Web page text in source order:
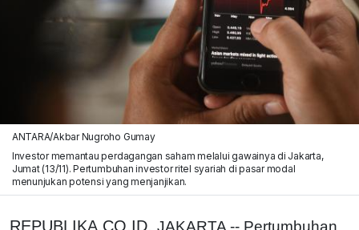
ANTARA/Akbar Nugroho Gumay
Investor memantau perdagangan saham melalui gawainya di Jakarta,
Jumat (13/11). Pertumbuhan investor ritel syariah di pasar modal
menunjukan potensi yang menjanjikan.
REPUBLIKA.CO.ID, JAKARTA -- Pertumbuhan